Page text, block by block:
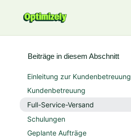
Beiträge in diesem Abschnitt
Einleitung zur Kundenbetreuung
Kundenbetreuung
Full-Service-Versand
Schulungen
Geplante Aufträge